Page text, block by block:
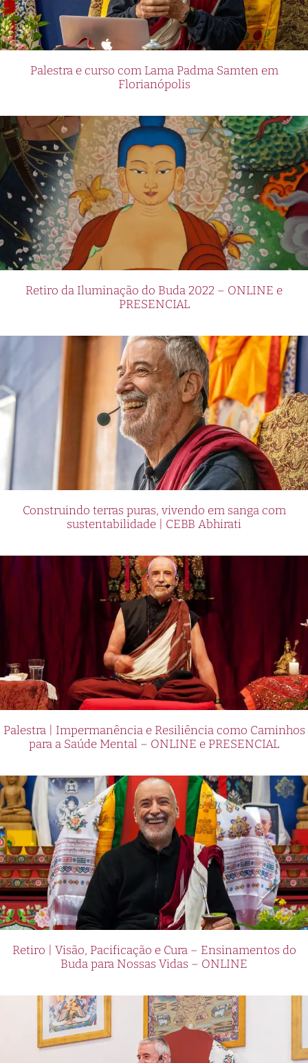
Palestra e curso com Lama Padma Samten em
Florianópolis
Retiro da Iluminação do Buda 2022 – ONLINE e
PRESENCIAL
Construindo terras puras, vivendo em sanga com
sustentabilidade | CEBB Abhirati
Palestra | Impermanência e Resiliência como Caminhos
para a Saúde Mental – ONLINE e PRESENCIAL
Retiro | Visão, Pacificação e Cura – Ensinamentos do
Buda para Nossas Vidas – ONLINE